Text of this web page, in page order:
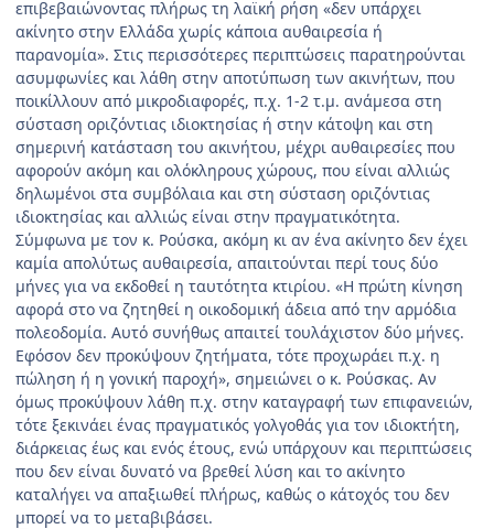
επιβεβαιώνοντας πλήρως τη λαϊκή ρήση «δεν υπάρχει
ακίνητο στην Ελλάδα χωρίς κάποια αυθαιρεσία ή
παρανομία». Στις περισσότερες περιπτώσεις παρατηρούνται
ασυμφωνίες και λάθη στην αποτύπωση των ακινήτων, που
ποικίλλουν από μικροδιαφορές, π.χ. 1-2 τ.μ. ανάμεσα στη
σύσταση οριζόντιας ιδιοκτησίας ή στην κάτοψη και στη
σημερινή κατάσταση του ακινήτου, μέχρι αυθαιρεσίες που
αφορούν ακόμη και ολόκληρους χώρους, που είναι αλλιώς
δηλωμένοι στα συμβόλαια και στη σύσταση οριζόντιας
ιδιοκτησίας και αλλιώς είναι στην πραγματικότητα.
Σύμφωνα με τον κ. Ρούσκα, ακόμη κι αν ένα ακίνητο δεν έχει
καμία απολύτως αυθαιρεσία, απαιτούνται περί τους δύο
μήνες για να εκδοθεί η ταυτότητα κτιρίου. «Η πρώτη κίνηση
αφορά στο να ζητηθεί η οικοδομική άδεια από την αρμόδια
πολεοδομία. Αυτό συνήθως απαιτεί τουλάχιστον δύο μήνες.
Εφόσον δεν προκύψουν ζητήματα, τότε προχωράει π.χ. η
πώληση ή η γονική παροχή», σημειώνει ο κ. Ρούσκας. Αν
όμως προκύψουν λάθη π.χ. στην καταγραφή των επιφανειών,
τότε ξεκινάει ένας πραγματικός γολγοθάς για τον ιδιοκτήτη,
διάρκειας έως και ενός έτους, ενώ υπάρχουν και περιπτώσεις
που δεν είναι δυνατό να βρεθεί λύση και το ακίνητο
καταλήγει να απαξιωθεί πλήρως, καθώς ο κάτοχός του δεν
μπορεί να το μεταβιβάσει.